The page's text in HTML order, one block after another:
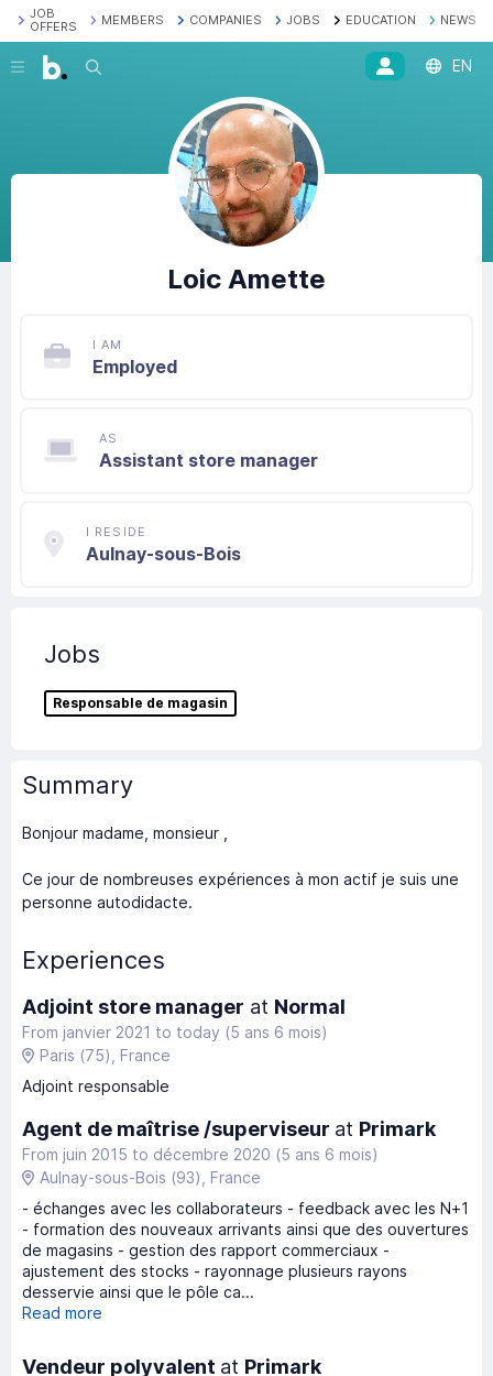
JOB
OFFERS
MEMBERS COMPANIES JOBS EDUCATION NEWS
Search EN
Loic Amette
I AM
Employed
AS
Assistant store manager
I RESIDE
Aulnay-sous-Bois
Jobs
Responsable de magasin
Summary
Bonjour madame, monsieur ,
Ce jour de nombreuses expériences à mon actif je suis une
personne autodidacte.
Experiences
Adjoint store manager at Normal
From janvier 2021 to today (5 ans 6 mois)
Paris (75) , France
Adjoint responsable
Agent de maîtrise /superviseur at Primark
From juin 2015 to décembre 2020 (5 ans 6 mois)
Aulnay-sous-Bois (93) , France
- échanges avec les collaborateurs - feedback avec les N+1
- formation des nouveaux arrivants ainsi que des ouvertures
de magasins - gestion des rapport commerciaux -
ajustement des stocks - rayonnage plusieurs rayons
desservie ainsi que le pôle ca...
Read more
Vendeur polyvalent at Primark